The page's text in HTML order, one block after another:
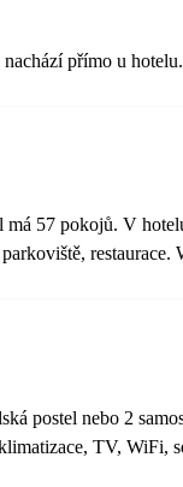
přímo u hotelu.
57 pokojů. V
restaurace.
postel nebo 2
TV, WiFi,